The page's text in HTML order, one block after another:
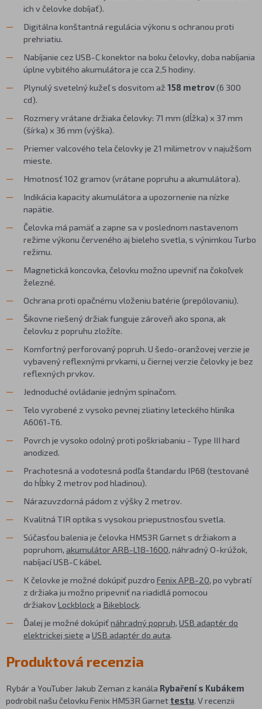
ich v čelovke dobíjať).
Digitálna konštantná regulácia výkonu s ochranou proti
prehriatiu.
Nabíjanie cez USB-C konektor na boku čelovky, doba nabíjania
úplne vybitého akumulátora je cca 2,5 hodiny.
Plynulý svetelný kužeľ s dosvitom až 158 metrov(6 300
cd).
Rozmery vrátane držiaka čelovky: 71 mm (dĺžka) x 37 mm
(šírka) x 36 mm (výška).
Priemer valcového tela čelovky je 21 milimetrov v najužšom
mieste.
Hmotnosť 102 gramov (vrátane popruhu a akumulátora).
Indikácia kapacity akumulátora a upozornenie na nízke
napätie.
Čelovka má pamäť a zapne sa v poslednom nastavenom
režime výkonu červeného aj bieleho svetla, s výnimkou Turbo
režimu.
Magnetická koncovka, čelovku možno upevniť na čokoľvek
železné.
Ochrana proti opačnému vloženiu batérie (prepólovaniu).
Šikovne riešený držiak funguje zároveň ako spona, ak
čelovku z popruhu zložíte.
Komfortný perforovaný popruh. U šedo-oranžovej verzie je
vybavený reflexnými prvkami, u čiernej verzie čelovky je bez
reflexných prvkov.
Jednoduché ovládanie jedným spínačom.
Telo vyrobené z vysoko pevnej zliatiny leteckého hliníka
A6061-T6.
Povrch je vysoko odolný proti poškriabaniu - Type III hard
anodized.
Prachotesná a vodotesná podľa štandardu IP68 (testované
do hĺbky 2 metrov pod hladinou).
Nárazuvzdorná pádom z výšky 2 metrov.
Kvalitná TIR optika s vysokou priepustnosťou svetla.
Súčasťou balenia je čelovka HM53R Garnet s držiakom a
popruhom, akumulátor ARB-L18-1600, náhradný O-krúžok,
nabíjací USB-C kábel.
K čelovke je možné dokúpiť puzdro Fenix APB-20, po vybratí
z držiaka ju možno pripevniť na riadidlá pomocou
držiakovLockblocka Bikeblock.
Ďalej je možné dokúpiť náhradný popruh, USB adaptér do
elektrickej siete a USB adaptér do auta.
Produktová recenzia
Rybár a YouTuber Jakub Zeman z kanála Rybaření s Kubákem
podrobil našu čelovku Fenix HM53R Garnettestu. V recenzii